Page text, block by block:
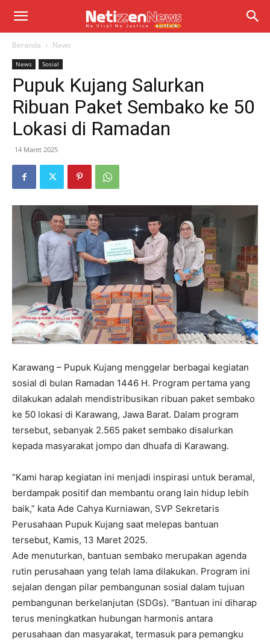
Beranda News
News Sosial
Pupuk Kujang Salurkan
Ribuan Paket Sembako ke 50
Lokasi di Ramadan
14 Maret 2025
Karawang – Pupuk Kujang menggelar berbagai kegiatan
sosial di bulan Ramadan 1446 H. Program pertama yang
dilakukan adalah mendistribusikan ribuan paket sembako
ke 50 lokasi di Karawang, Jawa Barat. Dalam program
tersebut, sebanyak 2.565 paket sembako disalurkan
kepada masyarakat jompo dan dhuafa di Karawang.
“Kami harap kegiatan ini menjadi inspirasi untuk beramal,
berdampak positif dan membantu orang lain hidup lebih
baik,” kata Ade Cahya Kurniawan, SVP Sekretaris
Perusahaan Pupuk Kujang saat melepas bantuan
tersebut, Kamis, 13 Maret 2025.
Ade menuturkan, bantuan sembako merupakan agenda
rutin perusahaan yang telah lama dilakukan. Program ini
sejalan dengan pilar pembangunan sosial dalam tujuan
pembangunan berkelanjutan (SDGs). “Bantuan ini diharap
terus meningkatkan hubungan harmonis antara
perusahaan dan masyarakat, termasuk para pemangku